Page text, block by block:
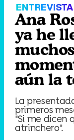
ENTREVISTA
Ana
ya he
aún la
La
primeros
"Si me dicen
atrinchero".